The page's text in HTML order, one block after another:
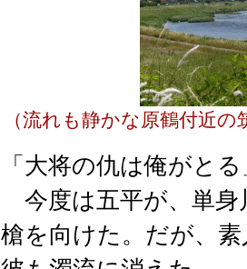
（流れも静かな原鶴付近
「大将の仇は俺がと
今度は五平が、単身
槍を向けた。だが、